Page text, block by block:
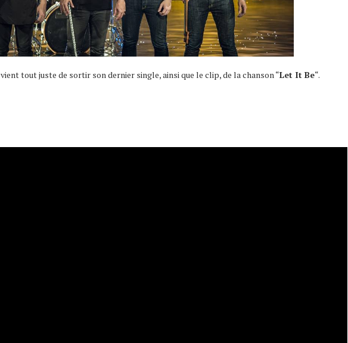
vient tout juste de sortir son dernier single, ainsi que le clip, de la chanson “Let It Be“.